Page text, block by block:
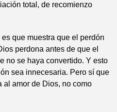
total, de recomienzo
que muestra que el perdón
perdona antes de que el
no se haya convertido. Y esto
sea innecesaria. Pero sí que
al amor de Dios, no como